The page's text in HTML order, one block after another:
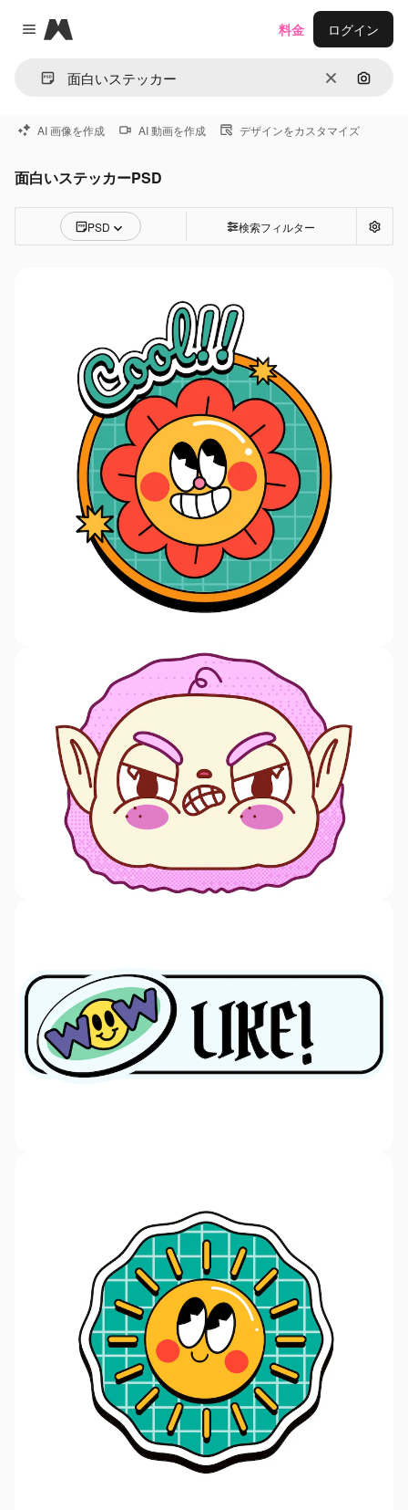
Close menu
Magnific
消去 画像で
料金 ログイン
AI 画像を作成 AI 動画を作成 デザインをカスタマイズ
面白いステッカーPSD
PSD 検索フィルター